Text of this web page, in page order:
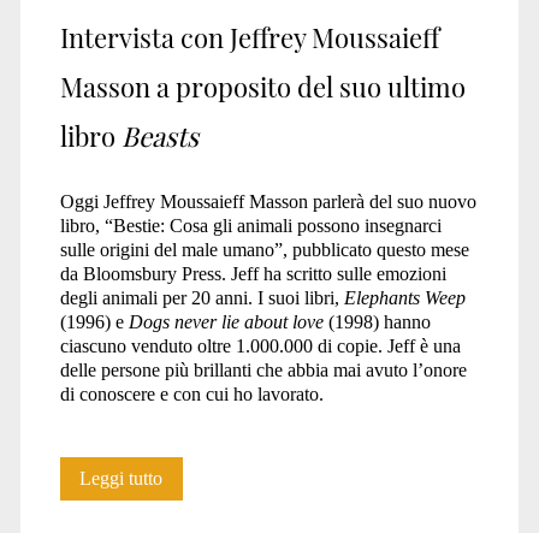
Intervista con Jeffrey Moussaieff
Masson a proposito del suo ultimo
libro Beasts
Oggi Jeffrey Moussaieff Masson parlerà del suo nuovo
libro, “Bestie: Cosa gli animali possono insegnarci
sulle origini del male umano”, pubblicato questo mese
da Bloomsbury Press. Jeff ha scritto sulle emozioni
degli animali per 20 anni. I suoi libri, Elephants Weep
(1996) e Dogs never lie about love(1998) hanno
ciascuno venduto oltre 1.000.000 di copie. Jeff è una
delle persone più brillanti che abbia mai avuto l’onore
di conoscere e con cui ho lavorato.
Leggi tuttoBestie: